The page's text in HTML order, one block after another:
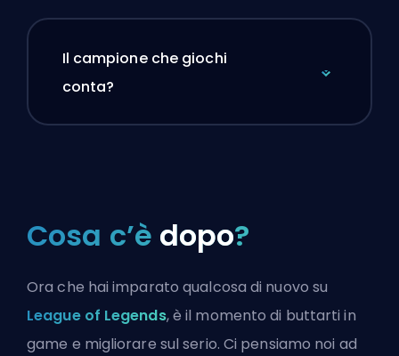
Il campione che giochi
conta?
Cosa c’è dopo?
Ora che hai imparato qualcosa di nuovo su
League of Legends, è il momento di buttarti in
game e migliorare sul serio. Ci pensiamo noi ad